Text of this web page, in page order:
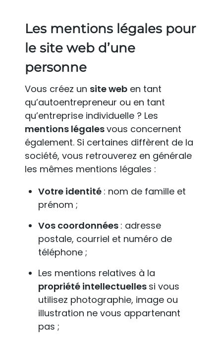
Les mentions légales pour
le site web d’une
personne
Vous créez un site web en tant
qu’autoentrepreneur ou en tant
qu’entreprise individuelle ? Les
mentions légalesvous concernent
également. Si certaines diffèrent de la
société, vous retrouverez en générale
les mêmes mentions légales :
Votre identité : nom de famille et
prénom ;
Vos coordonnées : adresse
postale, courriel et numéro de
téléphone ;
Les mentions relatives à la
propriété intellectuelles si vous
utilisez photographie, image ou
illustration ne vous appartenant
pas ;